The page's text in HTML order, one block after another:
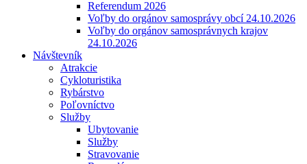
Referendum 2026
Voľby do orgánov samosprávy obcí 24.10.2026
Voľby do orgánov samosprávnych krajov
24.10.2026
Návštevník
Atrakcie
Cykloturistika
Rybárstvo
Poľovníctvo
Služby
Ubytovanie
Služby
Stravovanie